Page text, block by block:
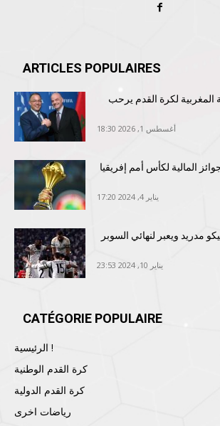
ARTICLES POPULAIRES
المغربية لكرة القدم يرحب
أغسطس 1, 2026 18:30
المالية لكأس أمم إفريقيا
يناير 4, 2024 17:20
مدريد ويعبر لنهائي السوبر
يناير 10, 2024 23:53
CATÉGORIE POPULAIRE
الرئيسية !
كرة القدم الوطنية
كرة القدم الدولية
رياضات اخرى